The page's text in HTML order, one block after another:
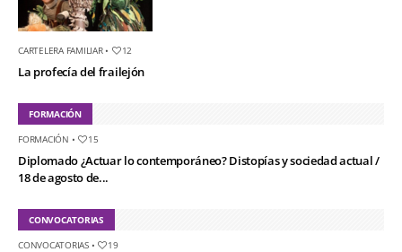
CARTELERA FAMILIAR• 12
La profecía del frailejón
FORMACIÓN
FORMACIÓN • 15
Diplomado ¿Actuar lo contemporáneo? Distopías y sociedad actual /
18 de agosto de...
CONVOCATORIAS
CONVOCATORIAS• 19